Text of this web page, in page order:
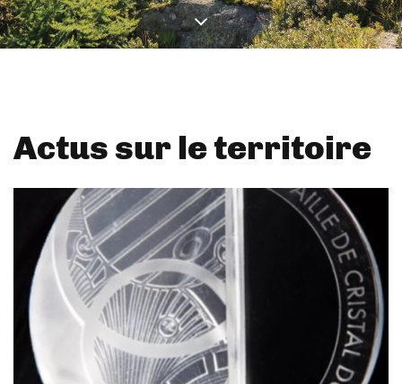
Actus sur le territoire